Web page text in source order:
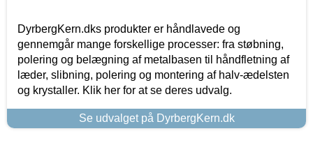
DyrbergKern.dks produkter er håndlavede og
gennemgår mange forskellige processer: fra støbning,
polering og belægning af metalbasen til håndfletning af
læder, slibning, polering og montering af halv-ædelsten
og krystaller. Klik her for at se deres udvalg.
Se udvalget på DyrbergKern.dk